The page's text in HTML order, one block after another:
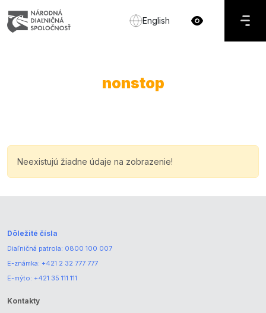
English
nonstop
Neexistujú žiadne údaje na zobrazenie!
Dôležité čísla
Diaľničná patrola: 0800 100 007
E-známka: +421 2 32 777 777
E-mýto: +421 35 111 111
Kontakty